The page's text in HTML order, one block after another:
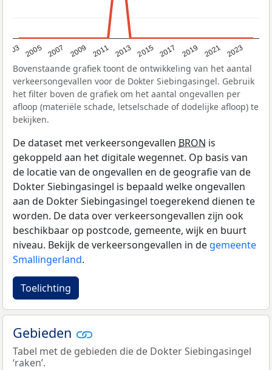
2003 2005 2007 2009 2011 2013 2015 2017 2019 2021 2023
Bovenstaande grafiek toont de ontwikkeling van het aantal
verkeersongevallen voor de Dokter Siebingasingel. Gebruik
het filter boven de grafiek om het aantal ongevallen per
afloop (materiële schade, letselschade of dodelijke afloop) te
bekijken.
De dataset met verkeersongevallen BRON is
gekoppeld aan het digitale wegennet. Op basis van
de locatie van de ongevallen en de geografie van de
Dokter Siebingasingel is bepaald welke ongevallen
aan de Dokter Siebingasingel toegerekend dienen te
worden. De data over verkeersongevallen zijn ook
beschikbaar op postcode, gemeente, wijk en buurt
niveau. Bekijk de verkeersongevallen in de gemeente
Smallingerland.
Toelichting
Gebieden
Tabel met de gebieden die de Dokter Siebingasingel
‘raken’.